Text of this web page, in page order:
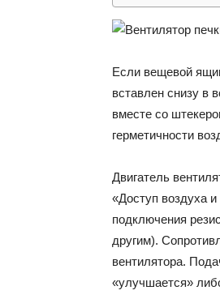
Если вещевой
вставлен снизу в
вместе со
герметичности
Двигатель
«Доступ воздуха
подключения
другим).
вентилятора.
«улучшается»